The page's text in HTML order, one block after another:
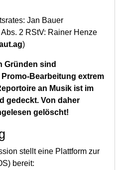
Jan Bauer
2 RStV: Rainer Henze
)
Gründen sind
Bearbeitung extrem
an Musik ist im
gedeckt. Von daher
gelöscht!
stellt eine Plattform zur
bereit: